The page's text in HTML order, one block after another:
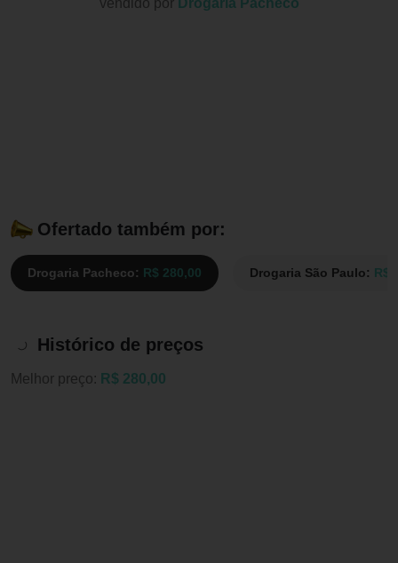
vendido por Drogaria Pacheco
Ofertado também por:
Drogaria Pacheco: R$ 280,00 Drogaria São Paulo: R$
Histórico de preços
Melhor preço: R$ 280,00